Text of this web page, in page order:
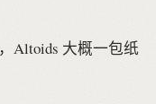
Altoids 大概一包纸